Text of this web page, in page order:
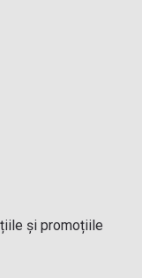
și promoțiile